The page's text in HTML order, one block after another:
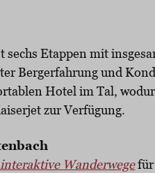
Etappen mit
Bergerfahrung und
Hotel im Tal,
zur Verfügung.
Wanderwegefür